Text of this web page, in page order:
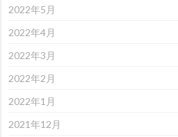
2022年5月
2022年4月
2022年3月
2022年2月
2022年1月
2021年12月